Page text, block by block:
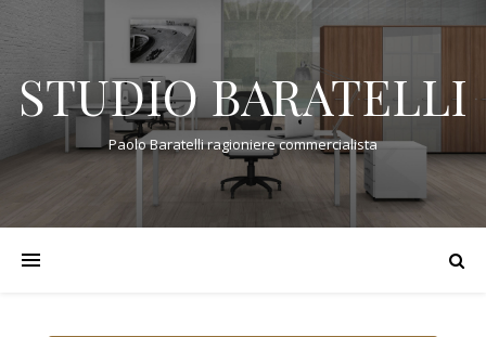
STUDIO BARATELLI
Paolo Baratelli ragioniere commercialista